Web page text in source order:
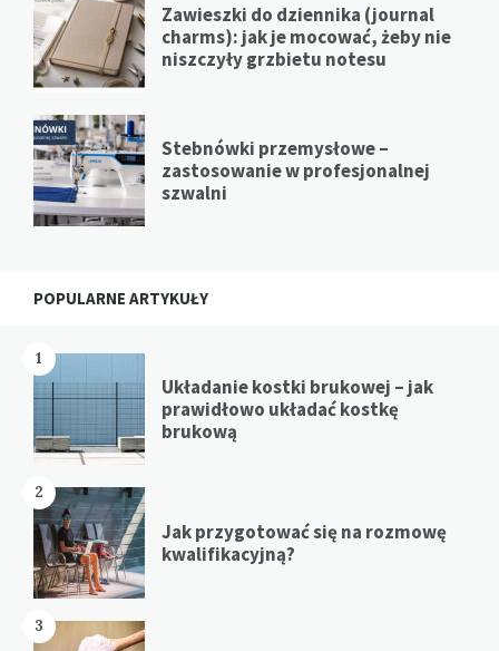
Zawieszki do dziennika (journal
charms): jak je mocować, żeby nie
niszczyły grzbietu notesu
Stebnówki przemysłowe –
zastosowanie w profesjonalnej
szwalni
POPULARNE ARTYKUŁY
1
Układanie kostki brukowej – jak
prawidłowo układać kostkę
brukową
2
Jak przygotować się na rozmowę
kwalifikacyjną?
3